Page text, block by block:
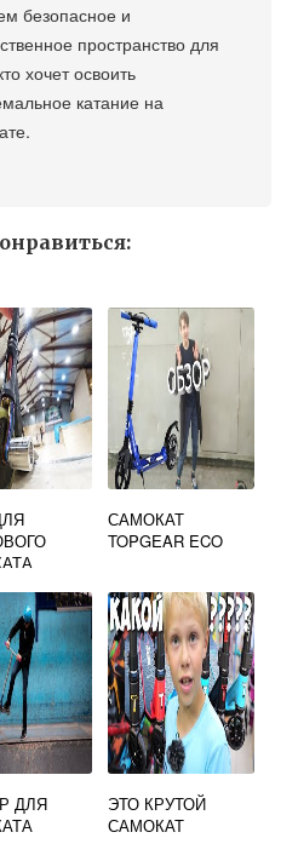
безопасное и
пространство для
хочет освоить
катание на
САМОКАТ
TOPGEAR ECO
ДЛЯ
ЭТО КРУТОЙ
САМОКАТ